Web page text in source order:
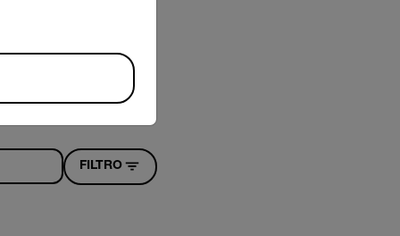
FILTRO